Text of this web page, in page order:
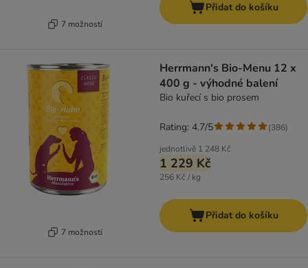
7 možností
Přidat do košíku
7 možností
Herrmann's Bio-Menu 12 x
400 g - výhodné balení
Bio kuřecí s bio prosem
jednotlivě 1 248 Kč
1 229 Kč
256 Kč / kg
Rating: 4.7/5 (386)
Přidat do košíku